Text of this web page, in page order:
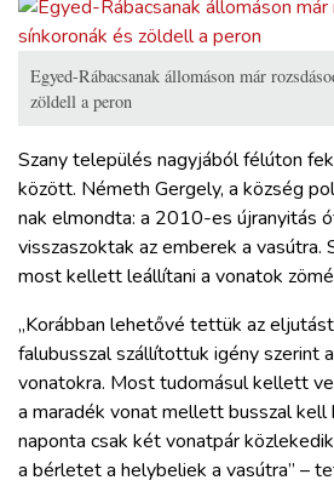
Egyed-Rábacsanak állomáson már
zöldell a peron
Szany település nagyjából félúton
között. Németh Gergely, a község
nak elmondta: a 2010-es újranyitás
visszaszoktak az emberek a vasútra.
most kellett leállítani a vonatok
„Korábban lehetővé tettük az
falubusszal szállítottuk igény szerint
vonatokra. Most tudomásul kellett
a maradék vonat mellett busszal kell
naponta csak két vonatpár
a bérletet a helybeliek a vasútra” –